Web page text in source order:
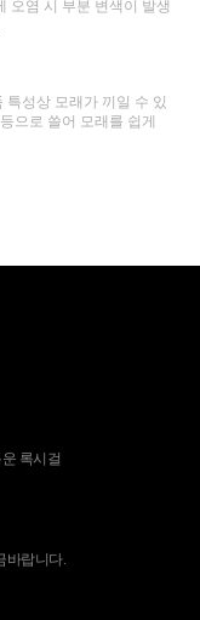
오염 시 부분 변색이 발생
특성상 모래가 끼일 수 있
으로 쓸어 모래를 쉽게
록시걸
바랍니다.